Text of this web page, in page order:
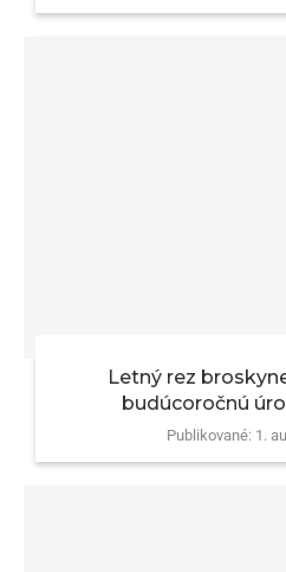
Letný rez
budúcoročnú
Publikované: 1.